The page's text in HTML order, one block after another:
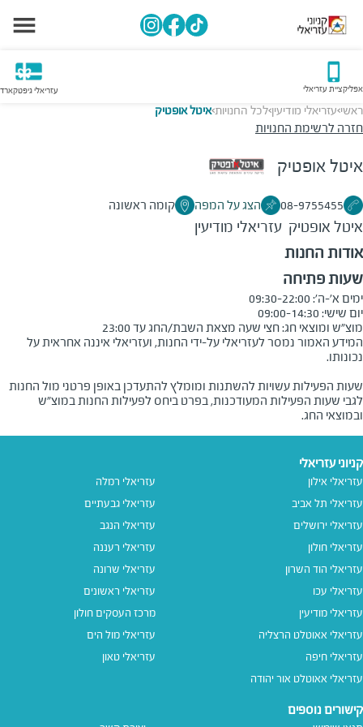
אפליקציית עזריאלי עזריאלי גיפטקארד
ראשי>עזריאלי מודיעין>לכל החנויות>איטל אופטיק
חזרה לרשימת החנויות
איטל אופטיק
08-9755455 הצג על המפה קומה ראשונה
איטל אופטיק עזריאלי מודיעין
אודות החנות
שעות פתיחה
מוצ"ש ומוצאי חג: חצי שעה מצאת השבת/החג עד 23:00
המידע האמור נמסר לעזריאלי על-ידי החנות, ועזריאלי איננה אחראית על
שעות הפעילות עשויות להשתנות ומומלץ להתעדכן באופן פרטני מול החנות
לגבי שעות הפעילות המעודכנות, בפרט ביחס לפעילות החנות במוצ"ש
ובמוצאי החג.
קניוני עזריאלי
עזריאלי אילון
עזריאלי תל אביב
עזריאלי ירושלים
עזריאלי חולון
עזריאלי הוד השרון
עזריאלי עכו
עזריאלי מודיעין
עזריאלי אאוטלט הרצליה
עזריאלי חיפה
עזריאלי אאוטלט אור יהודה
עזריאלי רמלה
עזריאלי גבעתיים
עזריאלי הנגב
עזריאלי רעננה
עזריאלי שרונה
עזריאלי ראשונים
מרכז העסקים חולון
עזריאלי מול הים
עזריאלי טאון
קישורים נוספים